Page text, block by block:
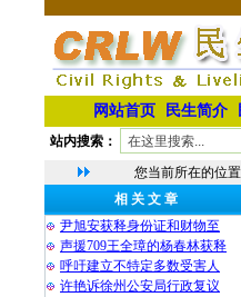
网站首页 民生简介
站内搜索：
您当前所在的位置
相 关 文 章
尹旭安获释身份证和财物至
声援709王全璋的杨春林获释
呼吁建立不特定多数受害人
许艳诉徐州公安局行政复议